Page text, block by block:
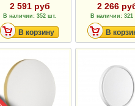
2 591 руб
В наличии: 352 шт.
В корзину
2 266
В наличии: 321
В